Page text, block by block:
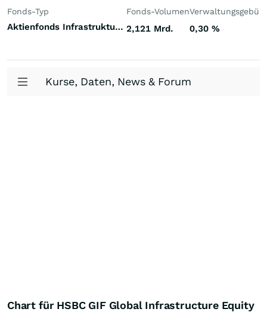
Fonds-Typ
Aktienfonds Infrastruktur Welt
Fonds-Volumen
2,121 Mrd. 0,30 %
Kurse, Daten, News & Forum
Chart für HSBC GIF Global Infrastructure Equity